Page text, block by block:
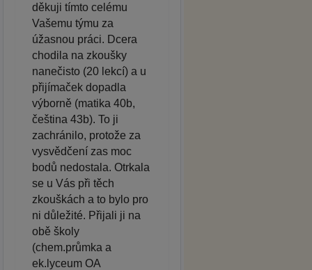
děkuji tímto celému
Vašemu týmu za
úžasnou práci. Dcera
chodila na zkoušky
nanečisto (20 lekcí) a u
přijímaček dopadla
výborně (matika 40b,
čeština 43b). To ji
zachránilo, protože za
vysvědčení zas moc
bodů nedostala. Otrkala
se u Vás při těch
zkouškách a to bylo pro
ni důležité. Přijali ji na
obě školy
(chem.průmka a
ek.lyceum OA